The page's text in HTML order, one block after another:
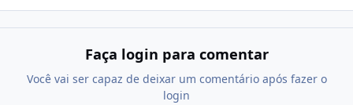
Faça login para comentar
Você vai ser capaz de deixar um comentário após fazer o
login